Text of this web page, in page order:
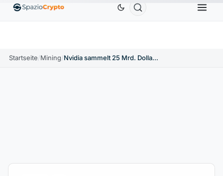
ETH1.880,58 $ USDT0,9991 $ 586,64 $
Startseite/Mining/ Nvidia sammelt 25 Mrd. Dollar: Bitcoin-Miner setzen auf KI